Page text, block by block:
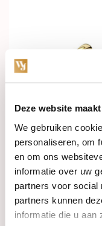
Deze website
We gebruiken
personaliseren, om
en om ons
informatie over uw
partners voor social
partners kunnen
informatie die u aan
In stock
Blush Lab
14k geelgoud
grown diamant
€899,00